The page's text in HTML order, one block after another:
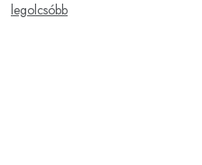
legolcsóbb